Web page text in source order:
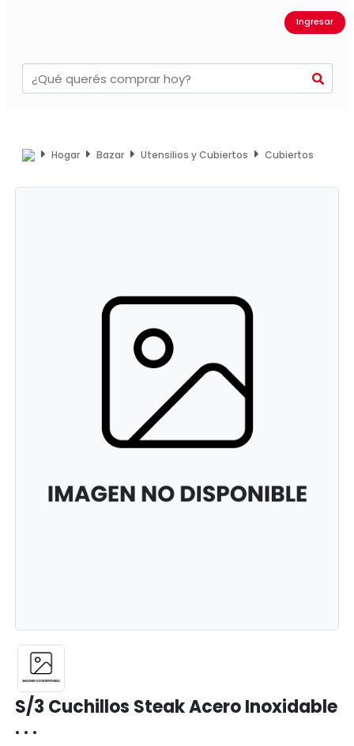
Ingresar
Hogar Bazar Utensilios y Cubiertos Cubiertos
S/3 Cuchillos Steak Acero Inoxidable
. . .